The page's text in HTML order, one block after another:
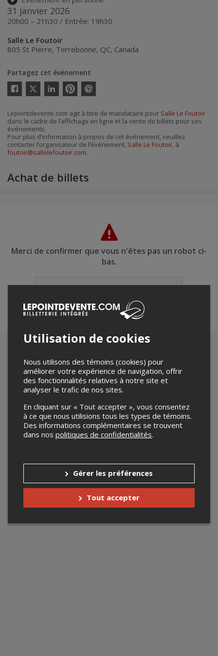
31 janvier 2026
20h00 – 21h30 / Entrée: 19h30
Salle Le Foutoir
805 St Pierre, Terrebonne, QC, Canada
Partagez cet événement
Twitter
courriel
Lepointdevente.com agit à titre de mandataire pour Salle Le Foutoir
dans le cadre de l’affichage en ligne et la vente de billets pour ses
événements.
Pour plus d’information à propos de cet événement, veuillez
contacter l’organisateur de l’événement, Salle Le Foutoir, à
foutoir@sallelefoutoir.com.
Achat de billets
Merci de confirmer que vous n'êtes pas un robot ci-
bas.
Utilisation de cookies
Nous utilisons des témoins (cookies) pour
améliorer votre expérience de navigation, offrir
des fonctionnalités relatives à notre site et
analyser le trafic de nos sites.
En cliquant sur « Tout accepter », vous consentez
à ce que nous utilisions tous les types de témoins.
Des informations complémentaires se trouvent
dans nos politiques de confidentialités.
Gérer les préférences
Tout accepter